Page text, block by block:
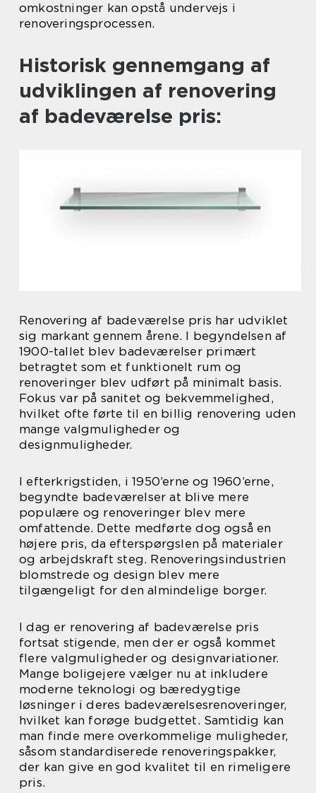
omkostninger kan opstå undervejs i
renoveringsprocessen.
Historisk gennemgang af
udviklingen af renovering
af badeværelse pris:
Renovering af badeværelse pris har udviklet
sig markant gennem årene. I begyndelsen af
1900-tallet blev badeværelser primært
betragtet som et funktionelt rum og
renoveringer blev udført på minimalt basis.
Fokus var på sanitet og bekvemmelighed,
hvilket ofte førte til en billig renovering uden
mange valgmuligheder og
designmuligheder.
I efterkrigstiden, i 1950’erne og 1960’erne,
begyndte badeværelser at blive mere
populære og renoveringer blev mere
omfattende. Dette medførte dog også en
højere pris, da efterspørgslen på materialer
og arbejdskraft steg. Renoveringsindustrien
blomstrede og design blev mere
tilgængeligt for den almindelige borger.
I dag er renovering af badeværelse pris
fortsat stigende, men der er også kommet
flere valgmuligheder og designvariationer.
Mange boligejere vælger nu at inkludere
moderne teknologi og bæredygtige
løsninger i deres badeværelsesrenoveringer,
hvilket kan forøge budgettet. Samtidig kan
man finde mere overkommelige muligheder,
såsom standardiserede renoveringspakker,
der kan give en god kvalitet til en rimeligere
pris.